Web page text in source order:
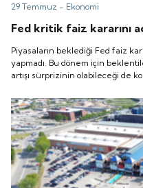
29 Temmuz - Ekonomi
Fed kritik faiz kararını
Piyasaların beklediği Fed faiz
yapmadı. Bu dönem için
artışı sürprizinin olabileceği de